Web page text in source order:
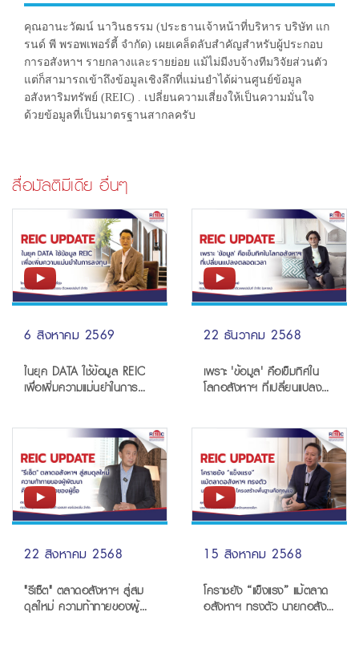
คุณอานะวัฒน์ นาวินธรรม (ประธานเจ้าหน้าที่บริหาร บริษัท แก
รนด์ พี พรอพเพอร์ตี้ จำกัด) เผยเคล็ดลับสำคัญสำหรับผู้ประกอบ
การอสังหาฯ รายกลางและรายย่อย แม้ไม่มีงบจ้างทีมวิจัยส่วนตัว
แต่ก็สามารถเข้าถึงข้อมูลเชิงลึกที่แม่นยำได้ผ่านศูนย์ข้อมูล
อสังหาริมทรัพย์ (REIC) . เปลี่ยนความเสี่ยงให้เป็นความมั่นใจ
ด้วยข้อมูลที่เป็นมาตรฐานสากลครับ
สื่อมัลติมีเดีย อื่นๆ
6 สิงหาคม 2569
ในยุค DATA ใช้ข้อมูล REIC
เพื่อเพิ่มความแม่นยำในการ
22 ธันวาคม 2568
เพราะ 'ข้อมูล' คือเข็มทิศใน
โลกอสังหาฯ ที่เปลี่ยนแปลง
22 สิงหาคม 2568
"รีเซ็ต" ตลาดอสังหาฯ สู่สม
ดุลใหม่ ความท้าทายของผู้
15 สิงหาคม 2568
โคราชยัง “แข็งแรง” แม้ตลาด
อสังหาฯ ทรงตัว นายกอสัง